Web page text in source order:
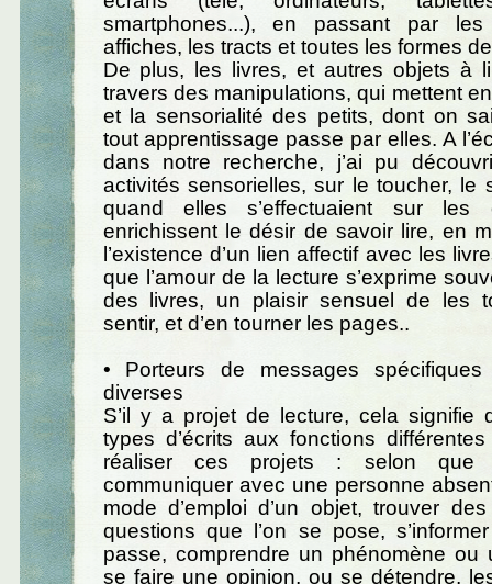
smartphones...), en passant par
affiches, les tracts et toutes les formes
De plus, les livres, et autres objets à
travers des manipulations, qui mettent
et la sensorialité des petits, dont on
tout apprentissage passe par elles. A
dans notre recherche, j’ai pu
activités sensorielles, sur le toucher, le
quand elles s’effectuaient sur
enrichissent le désir de savoir lire, en
l’existence d’un lien affectif avec les
que l’amour de la lecture s’exprime
des livres, un plaisir sensuel de les
sentir, et d’en tourner les pages..
• Porteurs de messages
diverses
S’il y a projet de lecture, cela signifie
types d’écrits aux fonctions
réaliser ces projets : selon que
communiquer avec une personne
mode d’emploi d’un objet, trouver
questions que l’on se pose,
passe, comprendre un phénomène ou
se faire une opinion, ou se détendre,